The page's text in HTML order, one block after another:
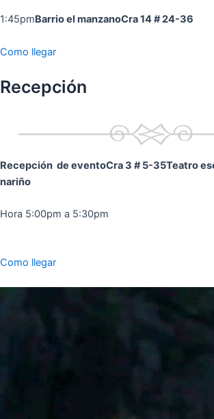
1:45pmBarrio el manzanoCra 14 # 24-36
Como llegar
Recepción
Recepción de eventoCra 3 # 5-35Teatro
nariño
Hora 5:00pm a 5:30pm
Como llegar